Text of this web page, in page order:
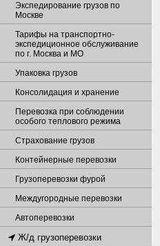
Экспедирование грузов по
Москве
Тарифы на транспортно-
экспедиционное обслуживание
по г. Москва и МО
Упаковка грузов
Консолидация и хранение
Перевозка при соблюдении
особого теплового режима
Страхование грузов
Контейнерные перевозки
Грузоперевозки фурой
Междугородные перевозки
Автоперевозки
Ж/д грузоперевозки